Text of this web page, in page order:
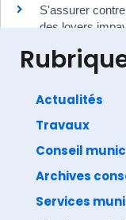
S'assurer
des loyers
Direction de l'information
Actualités
Travaux
Conseil
Archives
Services